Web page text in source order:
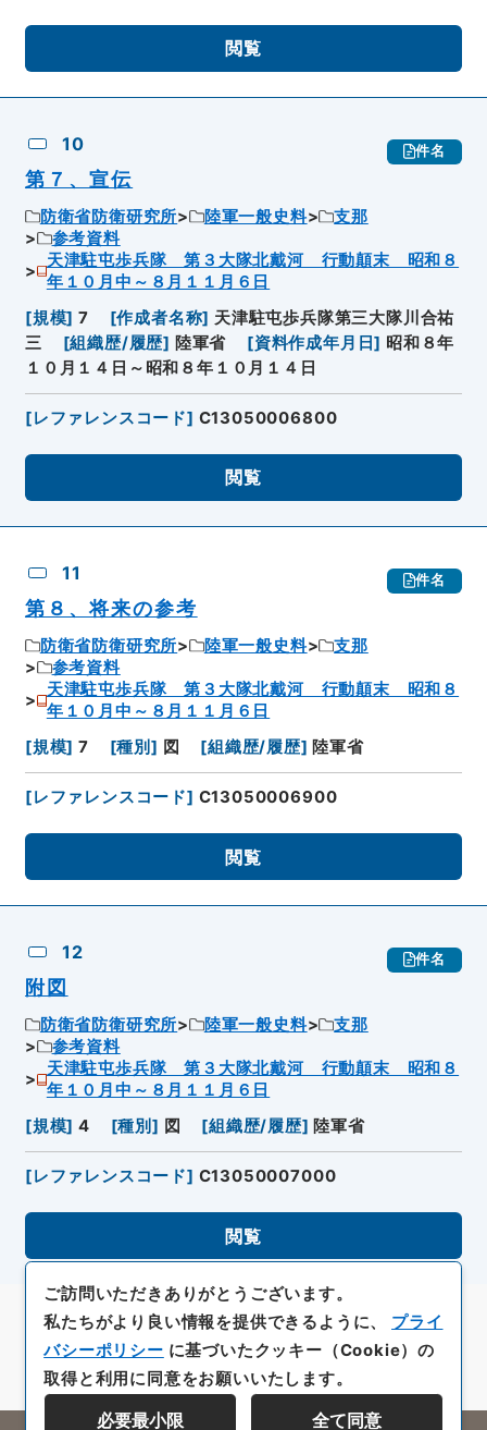
閲覧
10 件名
第７、宣伝
防衛省防衛研究所 陸軍一般史料
支那
参考資料
天津駐屯歩兵隊 第３大隊北戴河 行動顛末 昭和８
年１０月中～８月１１月６日
[規模] 7 [作成者名称] 天津駐屯歩兵隊第三大隊川合祐
三
[組織歴/履歴] 陸軍省 [資料作成年月日] 昭和８年
１０月１４日～昭和８年１０月１４日
[レファレンスコード] C13050006800
閲覧
11 件名
第８、将来の参考
防衛省防衛研究所 陸軍一般史料
支那
参考資料
天津駐屯歩兵隊 第３大隊北戴河 行動顛末 昭和８
年１０月中～８月１１月６日
[規模] 7 [種別 ] 図 [組織歴/履歴] 陸軍省
[レファレンスコード] C13050006900
閲覧
12 件名
附図
防衛省防衛研究所 陸軍一般史料
支那
参考資料
天津駐屯歩兵隊 第３大隊北戴河 行動顛末 昭和８
年１０月中～８月１１月６日
[規模] 4 [種別 ] 図 [組織歴/履歴] 陸軍省
[レファレンスコード] C13050007000
閲覧
ご訪問いただきありがとうございます。
私たちがより良い情報を提供できるように、 プライ
バシーポリシー に基づいたクッキー（Cookie）の
取得と利用に同意をお願いいたします。
必要最小限 全て同意